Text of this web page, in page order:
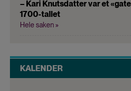
– Kari Knutsdatter var et
1700-tallet
Hele saken »
KALENDER